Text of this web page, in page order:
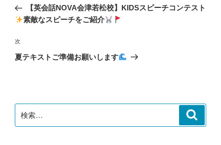
ナ
ゲ
ー
の
投
【英会話NOVA会津若松校】KIDSスピーチコンテスト
素敵なスピーチをご紹介
次
の
次
夏テキストご準備お願いします
索: